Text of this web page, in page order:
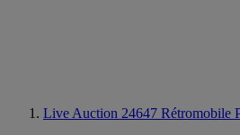
Live Auction 24647 Rétromobile